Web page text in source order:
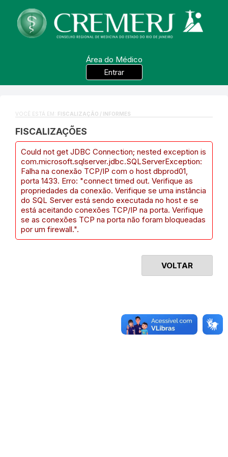
Área do Médico
Entrar
VOCÊ ESTÁ EM: FISCALIZAÇÃO / INFORMES
FISCALIZAÇÕES
Could not get JDBC Connection; nested exception is
com.microsoft.sqlserver.jdbc.SQLServerException:
Falha na conexão TCP/IP com o host dbprod01,
porta 1433. Erro: "connect timed out. Verifique as
propriedades da conexão. Verifique se uma instância
do SQL Server está sendo executada no host e se
está aceitando conexões TCP/IP na porta. Verifique
se as conexões TCP na porta não foram bloqueadas
por um firewall.".
VOLTAR